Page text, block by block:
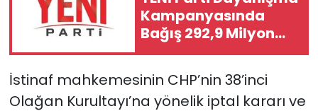
Kampanyasında
Bağış 292,9 Milyon
TL'ye Ulaştı
İstinaf mahkemesinin CHP’nin 38’inci
Olağan Kurultayı’na yönelik iptal kararı ve